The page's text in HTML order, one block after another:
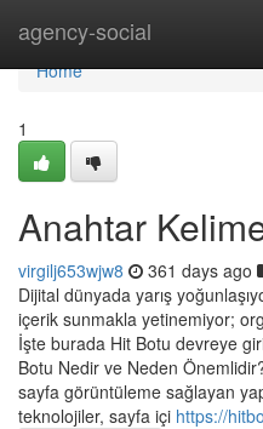
agency-social
Home
Home
1
Anahtar
virgilj653wjw8 361 days ago
Dijital dünyada yarış
içerik sunmakla yetinemiyor;
İşte burada Hit Botu devreye
Botu Nedir ve Neden
sayfa görüntüleme sağlayan
teknolojiler, sayfa içi https://